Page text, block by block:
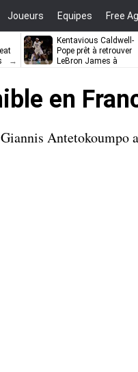
Joueurs Equipes Free
Kentavious Caldwell-
Pope prêt à retrouver
LeBron James à
en